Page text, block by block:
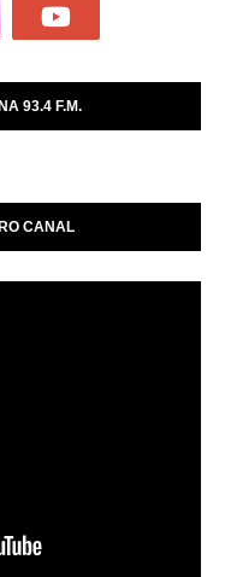
93.4 F.M.
CANAL